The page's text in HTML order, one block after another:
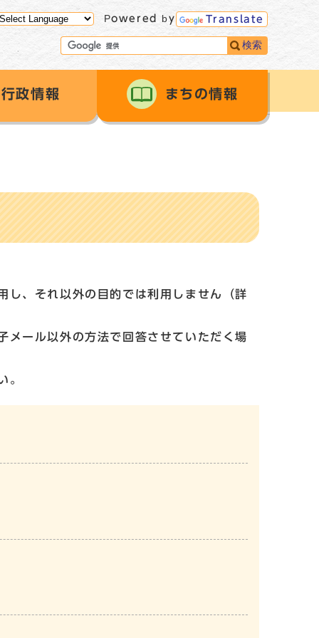
Powered by Translate
検索
行政情報 まちの情報
し、それ以外の目的では利用しません（詳
メール以外の方法で回答させていただく場
。